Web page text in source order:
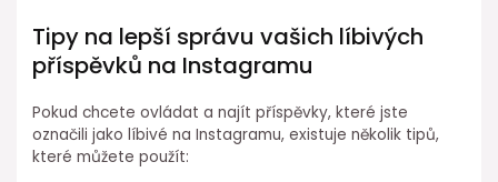
Tipy na lepší správu vašich líbivých
příspěvků na Instagramu
Pokud chcete ovládat a najít příspěvky, které jste
označili jako líbivé na Instagramu, existuje několik tipů,
které můžete použít: